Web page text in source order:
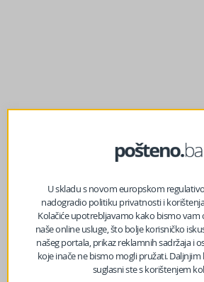
prethodni članak
Evo kakvo će danas vrijeme biti u BiH
U skladu s novom europskom
nadogradio politiku privatnosti i
Kolačiće upotrebljavamo kako bismo vam
naše online usluge, što bolje korisničko
našeg portala, prikaz reklamnih sadržaja i
koje inače ne bismo mogli pružati.
suglasni ste s korištenjem